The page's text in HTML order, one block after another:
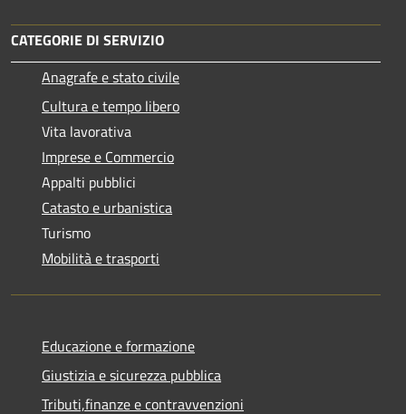
CATEGORIE DI SERVIZIO
Anagrafe e stato civile
Cultura e tempo libero
Vita lavorativa
Imprese e Commercio
Appalti pubblici
Catasto e urbanistica
Turismo
Mobilità e trasporti
Educazione e formazione
Giustizia e sicurezza pubblica
Tributi,finanze e contravvenzioni